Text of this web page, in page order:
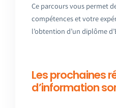
Ce parcours vous permet
compétences et votre
l’obtention d’un diplôme
Les prochaines
d’information